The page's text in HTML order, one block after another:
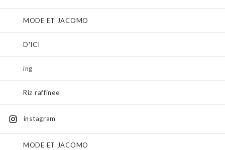
MODE ET JACOMO
D'ICI
ing
Riz raffinee
instagram
MODE ET JACOMO